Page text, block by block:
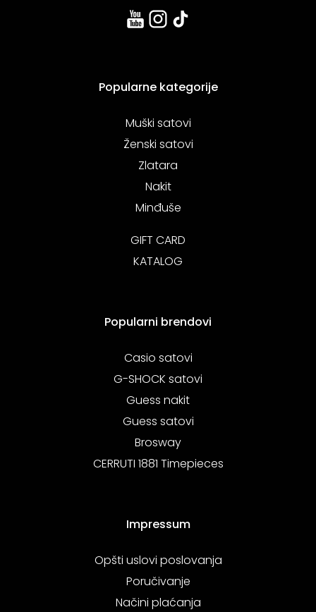
Popularne kategorije
Muški satovi
Ženski satovi
Zlatara
Nakit
Minđuše
GIFT CARD
KATALOG
Popularni brendovi
Casio satovi
G-SHOCK satovi
Guess nakit
Guess satovi
Brosway
CERRUTI 1881 Timepieces
Impressum
Opšti uslovi poslovanja
Poručivanje
Načini plaćanja